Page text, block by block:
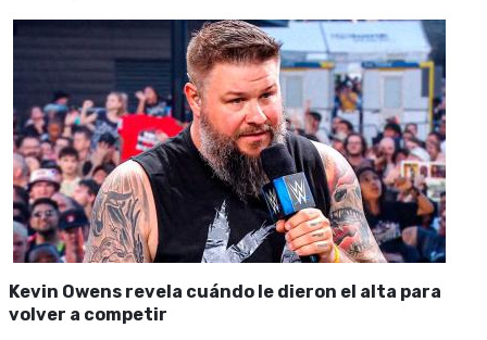
Kevin Owens revela cuándo le dieron el alta para
volver a competir